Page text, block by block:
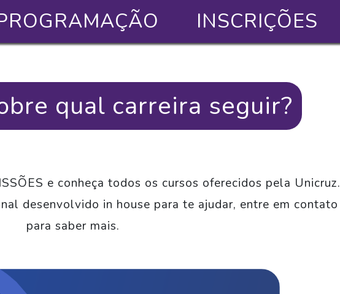
INSCRIÇÕES
qual carreira seguir?
e conheça todos os cursos oferecidos pela Unicruz.
desenvolvido in house para te ajudar, entre em contato
para saber mais.